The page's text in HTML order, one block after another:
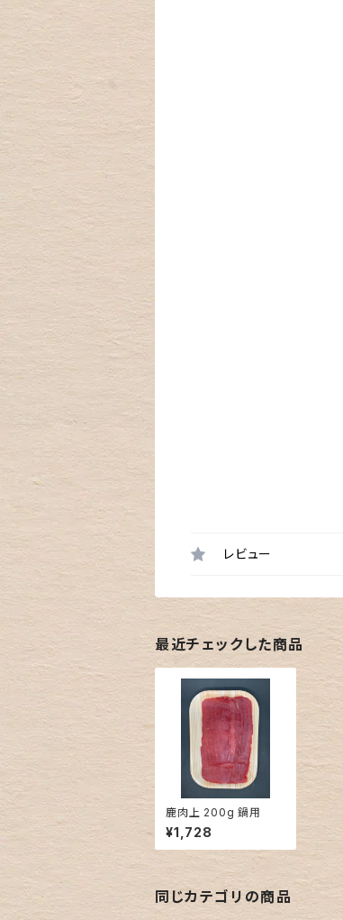
レビュー
最近チェックした商品
鹿肉上 200g 鍋用
¥1,728
同じカテゴリの商品